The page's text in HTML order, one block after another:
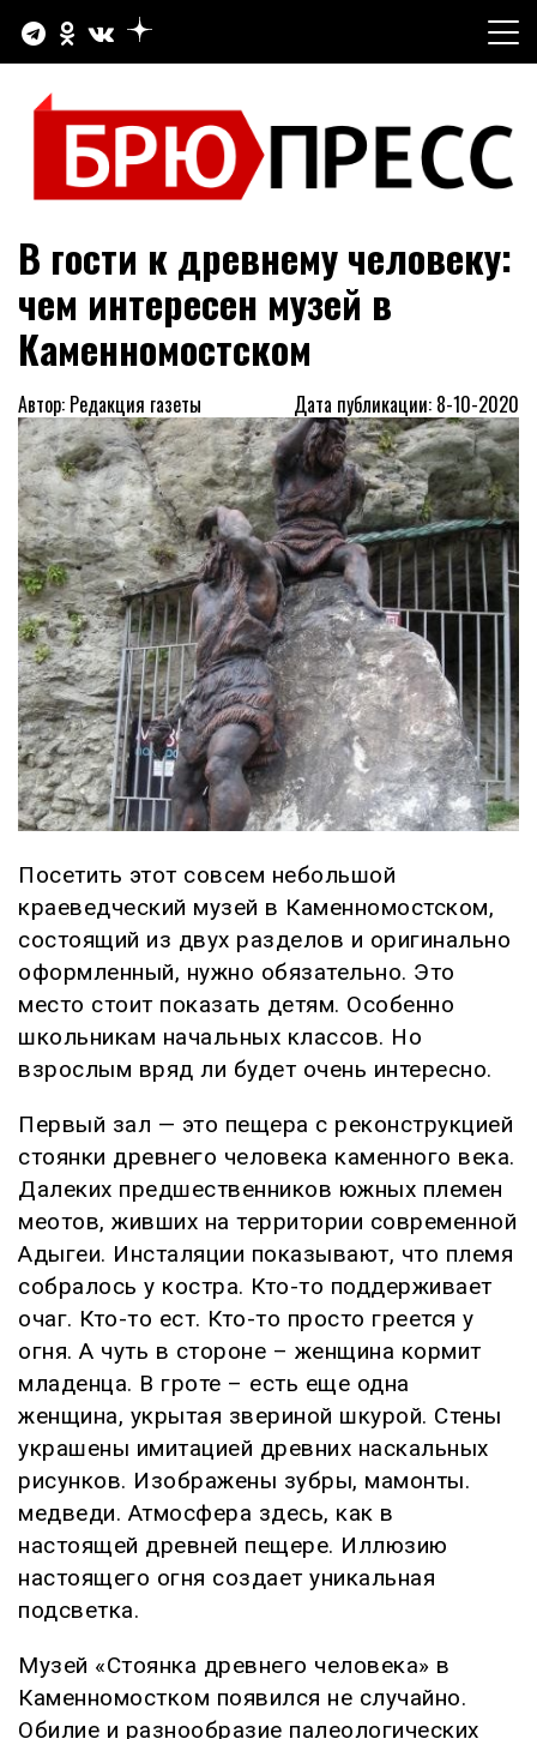
содержимому
БРЮПРЕСС
Официальный сайт газеты "Брюховецкие новости"
В гости к древнему человеку:
чем интересен музей в
Каменномостском
Автор: Редакция газеты Дата публикации: 8-10-2020
Посетить этот совсем небольшой
краеведческий музей в Каменномостском,
состоящий из двух разделов и оригинально
оформленный, нужно обязательно. Это
место стоит показать детям. Особенно
школьникам начальных классов. Но
взрослым вряд ли будет очень интересно.
Первый зал — это пещера с реконструкцией
стоянки древнего человека каменного века.
Далеких предшественников южных племен
меотов, живших на территории современной
Адыгеи. Инсталяции показывают, что племя
собралось у костра. Кто-то поддерживает
очаг. Кто-то ест. Кто-то просто греется у
огня. А чуть в стороне – женщина кормит
младенца. В гроте – есть еще одна
женщина, укрытая звериной шкурой. Стены
украшены имитацией древних наскальных
рисунков. Изображены зубры, мамонты.
медведи. Атмосфера здесь, как в
настоящей древней пещере. Иллюзию
настоящего огня создает уникальная
подсветка.
Музей «Стоянка древнего человека» в
Каменномостком появился не случайно.
Обилие и разнообразие палеологических